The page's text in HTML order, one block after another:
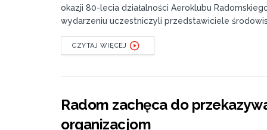
okazji 80-lecia działalności Aeroklubu
wydarzeniu uczestniczyli przedstawiciele
CZYTAJ WIĘCEJ
Radom zachęca do
organizacjom